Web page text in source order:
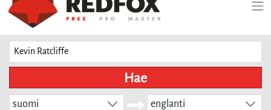
Hae
suomi englanti